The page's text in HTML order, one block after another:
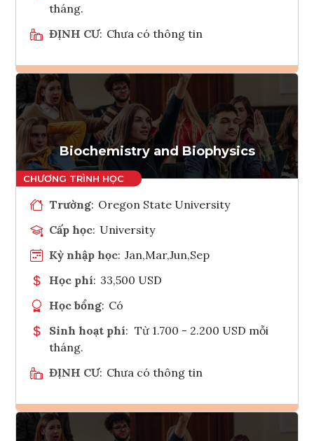
tháng.
ĐỊNH CƯ: Chưa có thông tin
Ghi danh
Tham vấn Interlink
Biochemistry and Biophysics
Trường: Oregon State University
Cấp học: University
Kỳ nhập học: Jan,Mar,Jun,Sep
Học phí: 33,500 USD
Học bổng: Có
Sinh hoạt phí: Từ 1.700 - 2.200 USD mỗi
tháng.
ĐỊNH CƯ: Chưa có thông tin
Ghi danh